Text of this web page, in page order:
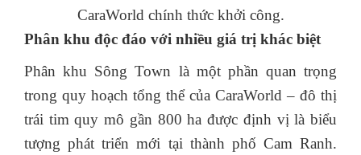
CaraWorld chính thức khởi công.
Phân khu độc đáo với nhiều giá trị khác biệt
Phân khu Sông Town là một phần quan trọng
trong quy hoạch tổng thể của CaraWorld – đô thị
trái tim quy mô gần 800 ha được định vị là biểu
tượng phát triển mới tại thành phố Cam Ranh.